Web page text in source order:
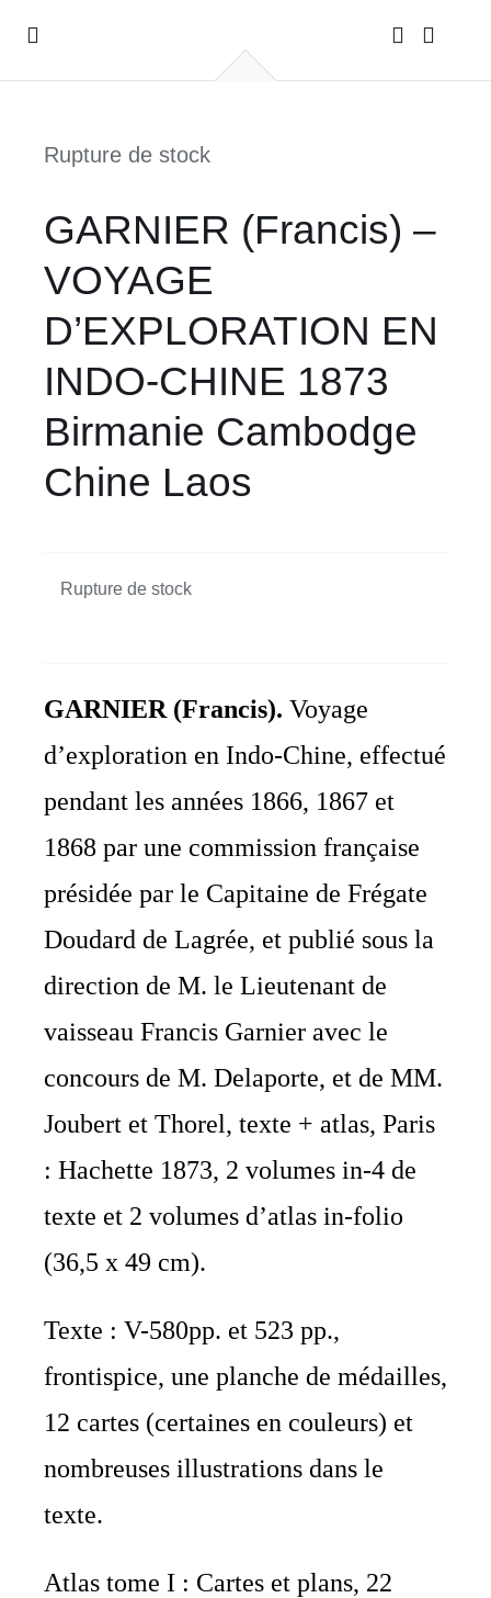
Toggle
PHOTOS DE VOYAGES
Rupture de stock
GARNIER (Francis) –
VOYAGE
D’EXPLORATION EN
INDO-CHINE 1873
Birmanie Cambodge
Chine Laos
Rupture de stock
GARNIER (Francis). Voyage
d’exploration en Indo-Chine, effectué
pendant les années 1866, 1867 et
1868 par une commission française
présidée par le Capitaine de Frégate
Doudard de Lagrée, et publié sous la
direction de M. le Lieutenant de
vaisseau Francis Garnier avec le
concours de M. Delaporte, et de MM.
Joubert et Thorel, texte + atlas, Paris
: Hachette 1873, 2 volumes in-4 de
texte et 2 volumes d’atlas in-folio
(36,5 x 49 cm).
Texte : V-580pp. et 523 pp.,
frontispice, une planche de médailles,
12 cartes (certaines en couleurs) et
nombreuses illustrations dans le
texte.
Atlas tome I : Cartes et plans, 22